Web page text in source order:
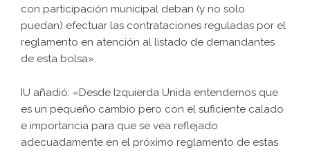
con participación municipal deban (y no solo
puedan) efectuar las contrataciones reguladas por el
reglamento en atención al listado de demandantes
de esta bolsa».
IU añadió: «Desde Izquierda Unida entendemos que
es un pequeño cambio pero con el suficiente calado
e importancia para que se vea reflejado
adecuadamente en el próximo reglamento de estas